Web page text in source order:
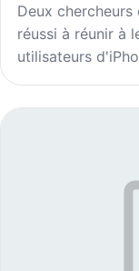
Deux
réussi à réunir à
utilisateurs